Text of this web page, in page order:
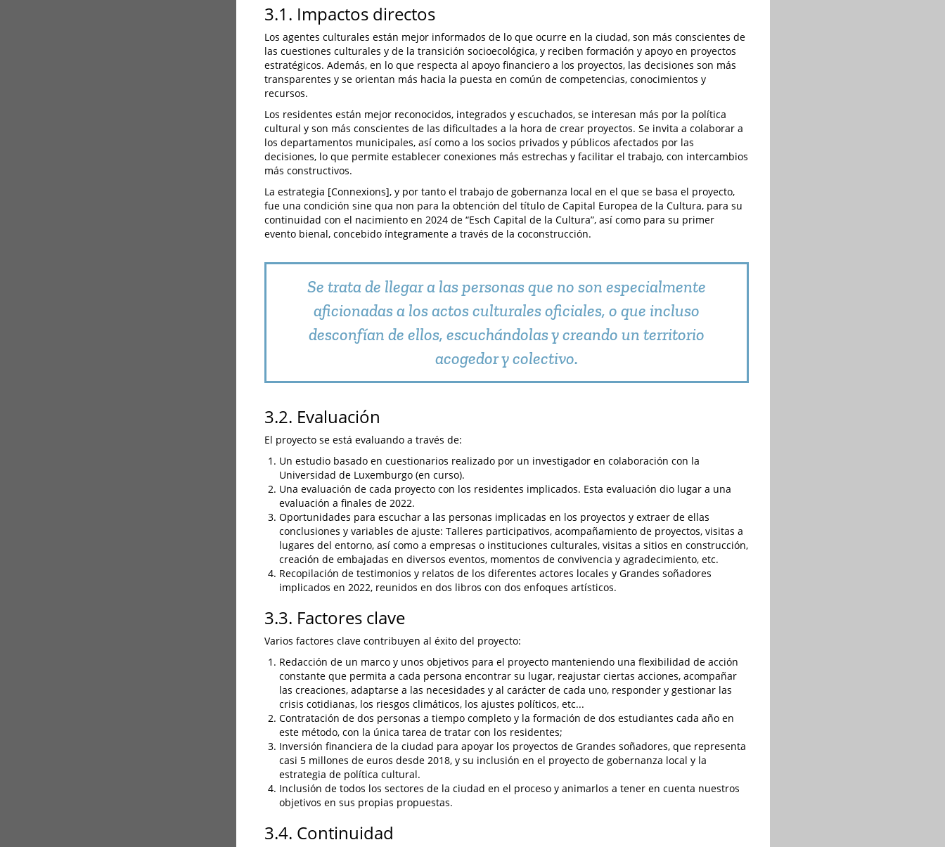
3.1. Impactos directos
Los agentes culturales están mejor informados de lo que ocurre en la ciudad, son más conscientes de
las cuestiones culturales y de la transición socioecológica, y reciben formación y apoyo en proyectos
estratégicos. Además, en lo que respecta al apoyo financiero a los proyectos, las decisiones son más
transparentes y se orientan más hacia la puesta en común de competencias, conocimientos y
recursos.
Los residentes están mejor reconocidos, integrados y escuchados, se interesan más por la política
cultural y son más conscientes de las dificultades a la hora de crear proyectos. Se invita a colaborar a
los departamentos municipales, así como a los socios privados y públicos afectados por las
decisiones, lo que permite establecer conexiones más estrechas y facilitar el trabajo, con intercambios
más constructivos.
La estrategia [Connexions], y por tanto el trabajo de gobernanza local en el que se basa el proyecto,
fue una condición sine qua non para la obtención del título de Capital Europea de la Cultura, para su
continuidad con el nacimiento en 2024 de “Esch Capital de la Cultura”, así como para su primer
evento bienal, concebido íntegramente a través de la coconstrucción.
Se trata de llegar a las personas que no son especialmente
aficionadas a los actos culturales oficiales, o que incluso
desconfían de ellos, escuchándolas y creando un territorio
acogedor y colectivo.
3.2. Evaluación
El proyecto se está evaluando a través de:
Un estudio basado en cuestionarios realizado por un investigador en colaboración con la
Universidad de Luxemburgo (en curso).
Una evaluación de cada proyecto con los residentes implicados. Esta evaluación dio lugar a una
evaluación a finales de 2022.
Oportunidades para escuchar a las personas implicadas en los proyectos y extraer de ellas
conclusiones y variables de ajuste: Talleres participativos, acompañamiento de proyectos, visitas a
lugares del entorno, así como a empresas o instituciones culturales, visitas a sitios en construcción,
creación de embajadas en diversos eventos, momentos de convivencia y agradecimiento, etc.
Recopilación de testimonios y relatos de los diferentes actores locales y Grandes soñadores
implicados en 2022, reunidos en dos libros con dos enfoques artísticos.
3.3. Factores clave
Varios factores clave contribuyen al éxito del proyecto:
Redacción de un marco y unos objetivos para el proyecto manteniendo una flexibilidad de acción
constante que permita a cada persona encontrar su lugar, reajustar ciertas acciones, acompañar
las creaciones, adaptarse a las necesidades y al carácter de cada uno, responder y gestionar las
crisis cotidianas, los riesgos climáticos, los ajustes políticos, etc...
Contratación de dos personas a tiempo completo y la formación de dos estudiantes cada año en
este método, con la única tarea de tratar con los residentes;
Inversión financiera de la ciudad para apoyar los proyectos de Grandes soñadores, que representa
casi 5 millones de euros desde 2018, y su inclusión en el proyecto de gobernanza local y la
estrategia de política cultural.
Inclusión de todos los sectores de la ciudad en el proceso y animarlos a tener en cuenta nuestros
objetivos en sus propias propuestas.
3.4. Continuidad